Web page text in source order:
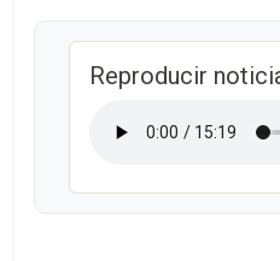
Reproducir